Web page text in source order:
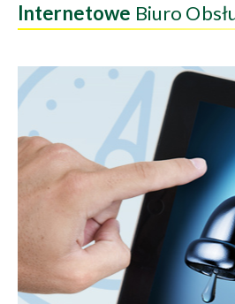
Internetowe Biuro